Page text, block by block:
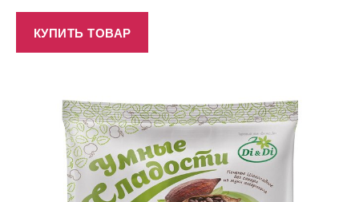
КУПИТЬ ТОВАР